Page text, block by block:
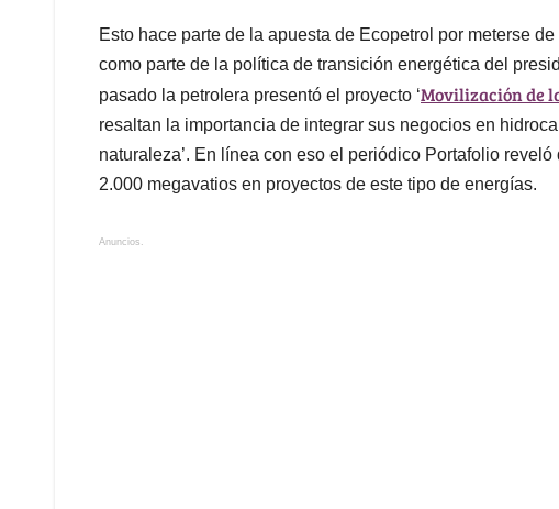
Esto hace parte de la apuesta de Ecopetrol por meterse
como parte de la política de transición energética del
pasado la petrolera presentó el proyecto ‘Movilización de
resaltan la importancia de integrar sus negocios en
naturaleza’. En línea con eso el periódico Portafolio
2.000 megavatios en proyectos de este tipo de energías.
Anuncios.